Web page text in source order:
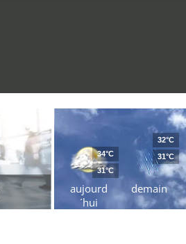
aujourd
´hui
34°C
31°C
demain
32°C
31°C